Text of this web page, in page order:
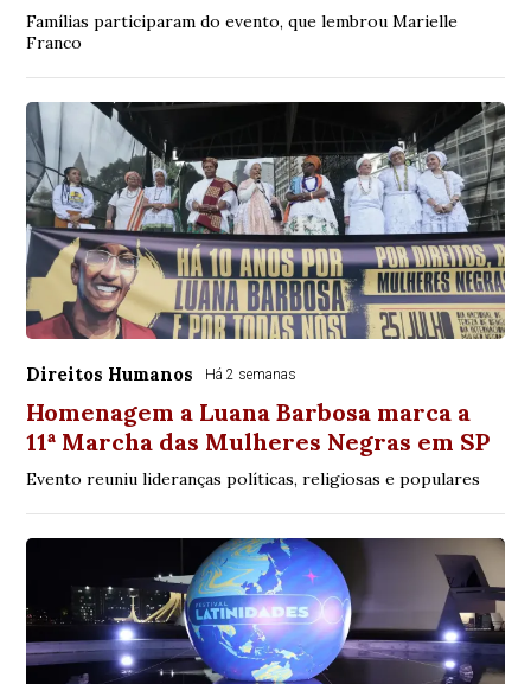
Famílias participaram do evento, que lembrou Marielle
Franco
Direitos Humanos Há 2 semanas
Homenagem a Luana Barbosa marca a
11ª Marcha das Mulheres Negras em SP
Evento reuniu lideranças políticas, religiosas e populares